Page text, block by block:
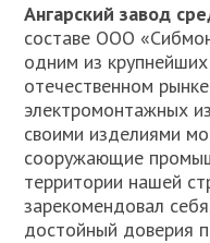
Ангарский завод
составе ООО
одним из
отечественном
электромонтажных
своими изделиями
сооружающие
территории нашей
зарекомендовал
достойный доверия